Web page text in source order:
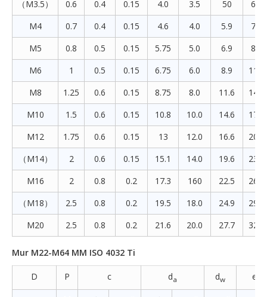
（M3.5） 0.6 0.4 0.15 4.0 3.5 50
6.58
M4
0.7 0.4 0.15 4.6 4.0 5.9
7.66
M5
0.8 0.5 0.15 5.75 5.0 6.9
8.79
M6
1 0.5 0.15 6.75 6.0 8.9
M8
1.25 0.6 0.15 8.75 8.0 11.6
M10
1.5 0.6 0.15 10.8 10.0 14.6
M12
1.75 0.6 0.15 13 12.0 16.6
（M14）
2 0.6 0.15 15.1 14.0 19.6
M16
2 0.8 0.2 17.3 160 22.5
（M18）
2.5 0.8 0.2 19.5 18.0 24.9
M20
2.5 0.8 0.2 21.6 20.0 27.7
Mur M22-M64 MM ISO 4032 Ti
D P c da dw e